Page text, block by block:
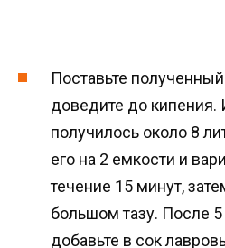
Поставьте
доведите до кипения.
получилось около 8
его на 2 емкости и
течение 15 минут,
большом тазу. После
добавьте в сок